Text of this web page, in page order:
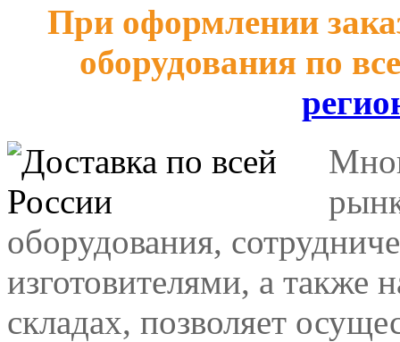
При оформлении
оборудования по
оборудования,
изготовителями, а также
складах, позволяет